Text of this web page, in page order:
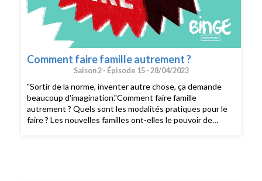
Comment faire famille autrement ?
Saison 2 - Épisode 15 - 28/04/2023
"Sortir de la norme, inventer autre chose, ça demande
beaucoup d'imagination."Comment faire famille
autrement ? Quels sont les modalités pratiques pour le
faire ? Les nouvelles familles ont-elles le pouvoir de